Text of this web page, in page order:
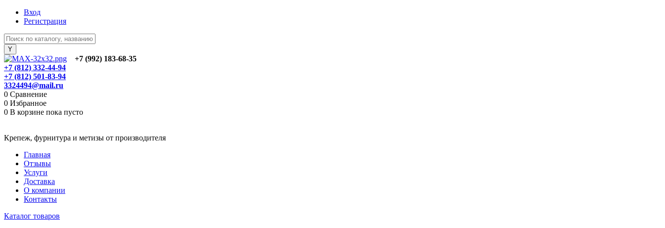
Вход
Регистрация
+7 (992) 183-68-35
+7 (812) 332-44-94
+7 (812) 501-83-94
3324494@mail.ru
0 Сравнение
0 Избранное
0 В корзине пока пусто
Крепеж, фурнитура и метизы от производителя
Главная
Отзывы
Услуги
Доставка
О компании
Контакты
Каталог товаров